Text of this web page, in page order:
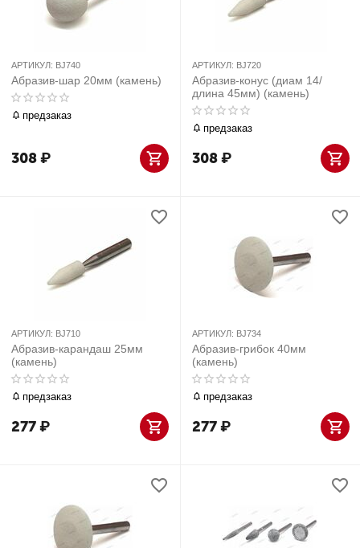
АРТИКУЛ: BJ740
Абразив-шар 20мм (камень)
предзаказ
308₽
АРТИКУЛ: BJ720
Абразив-конус (диам 14/
длина 45мм) (камень)
предзаказ
308₽
АРТИКУЛ: BJ710
Абразив-карандаш 25мм
(камень)
предзаказ
277₽
АРТИКУЛ: BJ734
Абразив-грибок 40мм
(камень)
предзаказ
277₽